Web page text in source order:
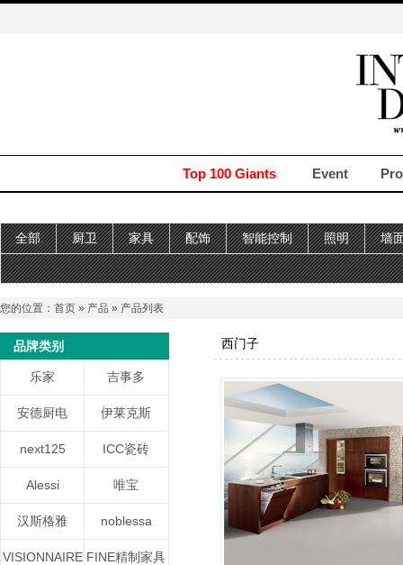
Top 100 Giants Event
全部 厨卫 家具 配饰 智能控制 照明 墙
您的位置： 首页 » 产品 » 产品列表
品牌类别
乐家 吉事多
安德厨电 伊莱克斯
next125 ICC瓷砖
Alessi 唯宝
汉斯格雅 noblessa
VISIONNAIRE FINE精制家具
西门子